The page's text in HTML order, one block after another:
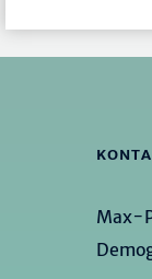
Max-